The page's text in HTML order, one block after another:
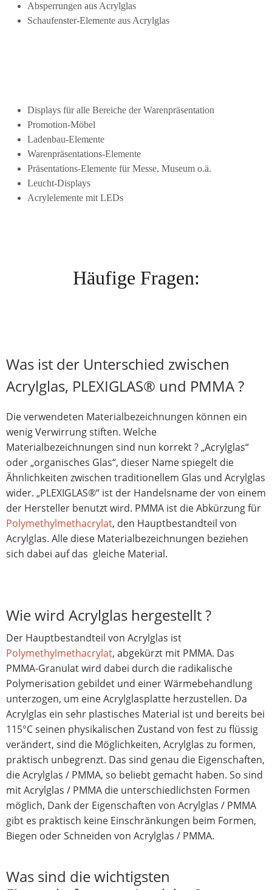
Absperrungen aus Acrylglas
Schaufenster-Elemente aus Acrylglas
Displays für alle Bereiche der Warenpräsentation
Promotion-Möbel
Ladenbau-Elemente
Warenpräsentations-Elemente
Präsentations-Elemente für Messe, Museum o.ä.
Leucht-Displays
Acrylelemente mit LEDs
Häufige Fragen:
Was ist der Unterschied zwischen
Acrylglas, PLEXIGLAS® und PMMA ?
Die verwendeten Materialbezeichnungen können ein
wenig Verwirrung stiften. Welche
Materialbezeichnungen sind nun korrekt ? „Acrylglas“
oder „organisches Glas“, dieser Name spiegelt die
Ähnlichkeiten zwischen traditionellem Glas und Acrylglas
wider. „PLEXIGLAS®“ ist der Handelsname der von einem
der Hersteller benutzt wird. PMMA ist die Abkürzung für
Polymethylmethacrylat, den Hauptbestandteil von
Acrylglas. Alle diese Materialbezeichnungen beziehen
sich dabei auf das gleiche Material.
Wie wird Acrylglas hergestellt ?
Der Hauptbestandteil von Acrylglas ist
Polymethylmethacrylat, abgekürzt mit PMMA. Das
PMMA-Granulat wird dabei durch die radikalische
Polymerisation gebildet und einer Wärmebehandlung
unterzogen, um eine Acrylglasplatte herzustellen. Da
Acrylglas ein sehr plastisches Material ist und bereits bei
115°C seinen physikalischen Zustand von fest zu flüssig
verändert, sind die Möglichkeiten, Acrylglas zu formen,
praktisch unbegrenzt. Das sind genau die Eigenschaften,
die Acrylglas / PMMA, so beliebt gemacht haben. So sind
mit Acrylglas / PMMA die unterschiedlichsten Formen
möglich, Dank der Eigenschaften von Acrylglas / PMMA
gibt es praktisch keine Einschränkungen beim Formen,
Biegen oder Schneiden von Acrylglas / PMMA.
Was sind die wichtigsten